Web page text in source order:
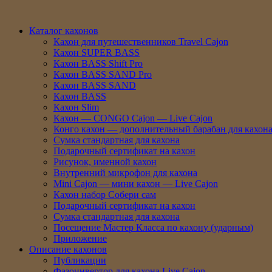
Каталог кахонов
Кахон для путешественников Travel Cajon
Кахон SUPER BASS
Кахон BASS Shift Pro
Кахон BASS SAND Pro
Кахон BASS SAND
Кахон BASS
Кахон Slim
Кахон — CONGO Cajon — Live Cajon
Конго кахон — дополнительный барабан для кахона
Сумка стандартная для кахона
Подарочный сертификат на кахон
Рисунок, именной кахон
Внутренний микрофон для кахона
Mini Cajon — мини кахон — Live Cajon
Кахон набор Собери сам
Подарочный сертификат на кахон
Сумка стандартная для кахона
Посещение Мастер Класса по кахону (ударным)
Приложение
Описание кахонов
Публикации